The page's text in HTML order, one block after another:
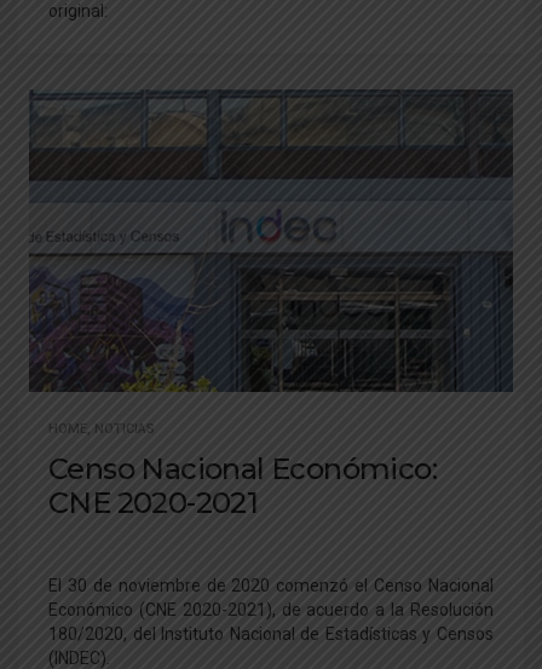
original:
HOME, NOTICIAS
Censo Nacional Económico:
CNE 2020-2021
El 30 de noviembre de 2020 comenzó el Censo Nacional
Económico (CNE 2020-2021), de acuerdo a la Resolución
180/2020, del Instituto Nacional de Estadísticas y Censos
(INDEC).